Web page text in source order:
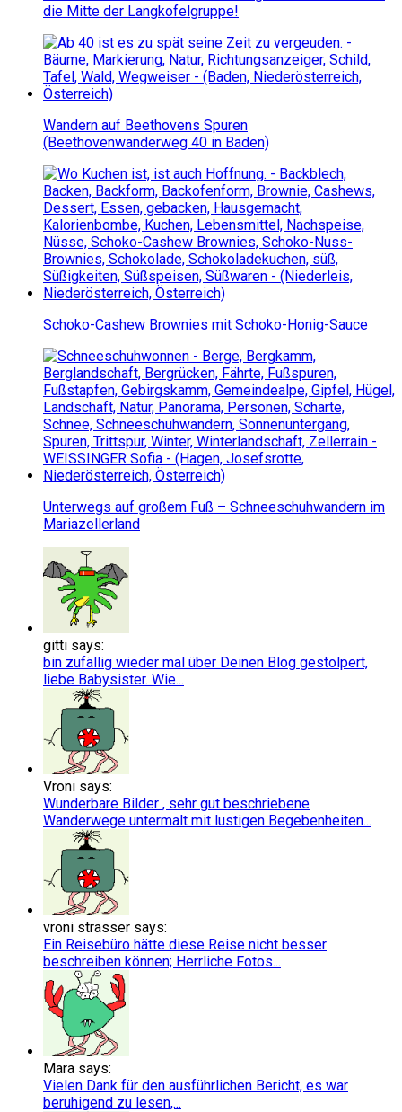
die Mitte der Langkofelgruppe!
Wandern auf Beethovens Spuren
(Beethovenwanderweg 40 in Baden)
Schoko-Cashew Brownies mit Schoko-Honig-Sauce
Unterwegs auf großem Fuß – Schneeschuhwandern im
Mariazellerland
gitti says:
bin zufällig wieder mal über Deinen Blog gestolpert,
liebe Babysister. Wie...
Vroni says:
Wunderbare Bilder , sehr gut beschriebene
Wanderwege untermalt mit lustigen Begebenheiten...
vroni strasser says:
Ein Reisebüro hätte diese Reise nicht besser
beschreiben können; Herrliche Fotos...
Mara says:
Vielen Dank für den ausführlichen Bericht, es war
beruhigend zu lesen,...